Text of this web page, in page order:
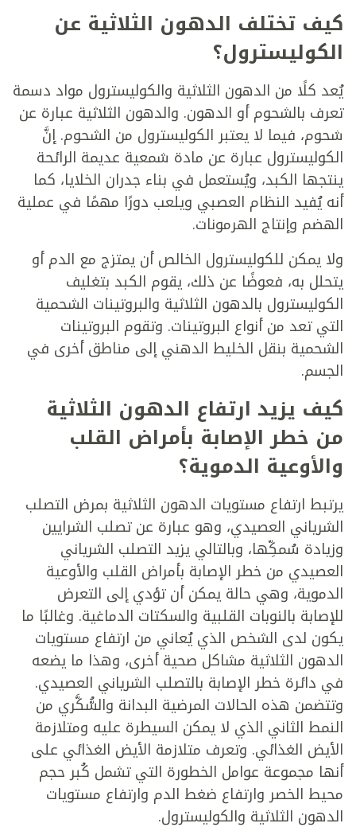
كيف تختلف الدهون الثلاثية عن
الكوليسترول؟
يُعد كلًا من الدهون الثلاثية والكوليسترول مواد دسمة
تعرف بالشحوم أو الدهون. والدهون الثلاثية عبارة عن
شحوم، فيما لا يعتبر الكوليسترول من الشحوم. إنَّ
الكوليسترول عبارة عن مادة شمعية عديمة الرائحة
ينتجها الكبد، ويُستعمل في بناء جدران الخلايا، كما
أنه يُفيد النظام العصبي ويلعب دورًا مهمًا في عملية
الهضم وإنتاج الهرمونات.
ولا يمكن للكوليسترول الخالص أن يمتزج مع الدم أو
يتحلل به، فعوضًا عن ذلك، يقوم الكبد بتغليف
الكوليسترول بالدهون الثلاثية والبروتينات الشحمية
التي تعد من أنواع البروتينات. وتقوم البروتينات
الشحمية بنقل الخليط الدهني إلى مناطق أخرى في
الجسم.
كيف يزيد ارتفاع الدهون الثلاثية
من خطر الإصابة بأمراض القلب
والأوعية الدموية؟
يرتبط ارتفاع مستويات الدهون الثلاثية بمرض التصلب
الشرياني العصيدي، وهو عبارة عن تصلب الشرايين
وزيادة سُمكِّها، وبالتالي يزيد التصلب الشرياني
العصيدي من خطر الإصابة بأمراض القلب والأوعية
الدموية، وهي حالة يمكن أن تؤدي إلى التعرض
للإصابة بالنوبات القلبية والسكتات الدماغية. وغالبًا ما
يكون لدى الشخص الذي يُعاني من ارتفاع مستويات
الدهون الثلاثية مشاكل صحية أخرى، وهذا ما يضعه
في دائرة خطر الإصابة بالتصلب الشرياني العصيدي.
وتتضمن هذه الحالات المرضية البدانة والسُّكَّري من
النمط الثاني الذي لا يمكن السيطرة عليه ومتلازمة
الأيض الغذائي. وتعرف متلازمة الأيض الغذائي على
أنها مجموعة عوامل الخطورة التي تشمل كُبر حجم
محيط الخصر وارتفاع ضغط الدم وارتفاع مستويات
الدهون الثلاثية والكوليسترول.